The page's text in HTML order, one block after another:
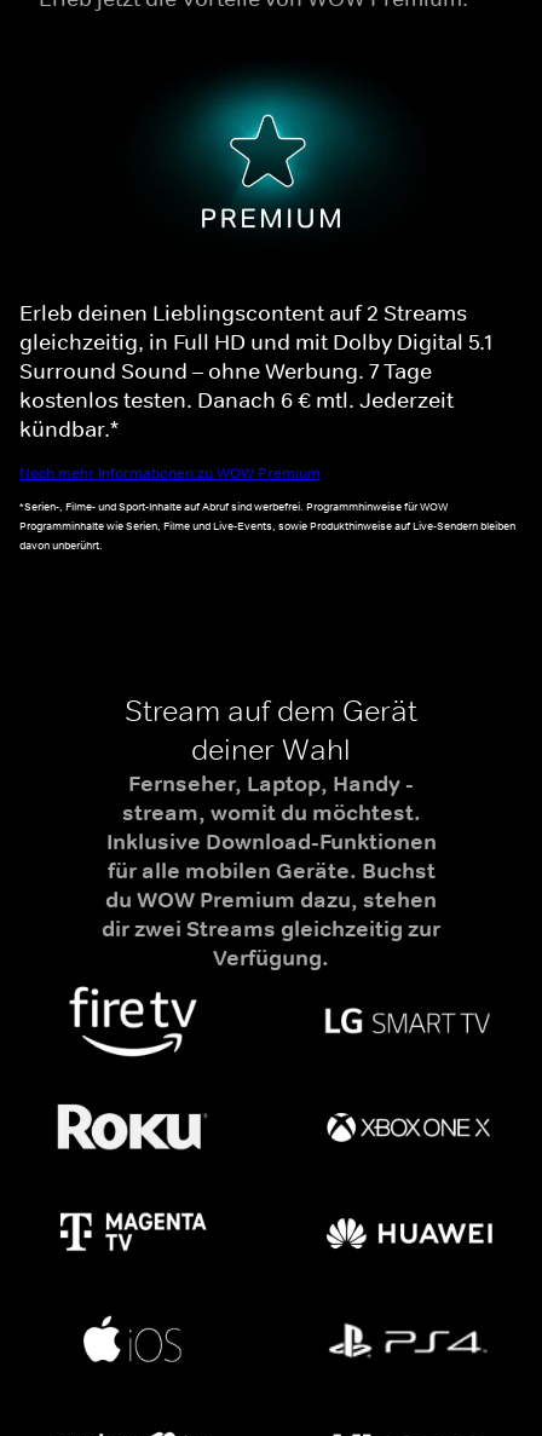
Erleb deinen Lieblingscontent auf 2 Streams
gleichzeitig, in Full HD und mit Dolby Digital 5.1
Surround Sound – ohne Werbung. 7 Tage
kostenlos testen. Danach 6 € mtl. Jederzeit
kündbar.*
Noch mehr Informationen zu WOW Premium
*Serien-, Filme- und Sport-Inhalte auf Abruf sind werbefrei. Programmhinweise für WOW
Programminhalte wie Serien, Filme und Live-Events, sowie Produkthinweise auf Live-Sendern bleiben
davon unberührt.
Stream auf dem Gerät
deiner Wahl
Fernseher, Laptop, Handy -
stream, womit du möchtest.
Inklusive Download-Funktionen
für alle mobilen Geräte. Buchst
du WOW Premium dazu, stehen
dir zwei Streams gleichzeitig zur
Verfügung.